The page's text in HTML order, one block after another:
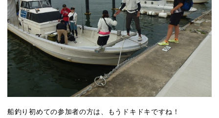
船釣り初めての参加者の方は、もうドキドキですね！